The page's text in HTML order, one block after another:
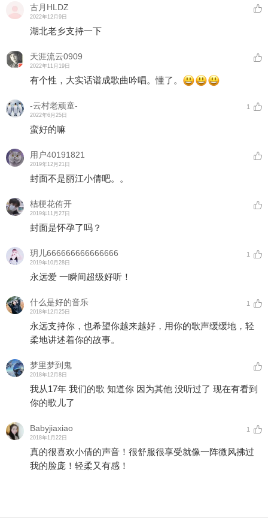
古月HLDZ
2022年12月9日
湖北老乡支持一下
天涯流云0909
2022年11月19日
有个性，大实话谱成歌曲吟唱。懂了。
-云村老顽童-
2022年6月25日
1
蛮好的嘛
用户40191821
2019年12月21日
封面不是丽江小倩吧。。
桔梗花侑开
2019年11月27日
封面是怀孕了吗？
玥儿666666666666666
2019年10月28日
1
永远爱 一瞬间超级好听！
什么是好的音乐
2018年12月25日
1
永远支持你，也希望你越来越好，用你的歌声缓缓地，轻
柔地讲述着你的故事。
梦里梦到鬼
2018年12月8日
我从17年 我们的歌 知道你 因为其他 没听过了 现在有看到
你的歌儿了
Babyjiaxiao
2018年1月22日
1
真的很喜欢小倩的声音！很舒服很享受就像一阵微风拂过
我的脸庞！轻柔又有感！